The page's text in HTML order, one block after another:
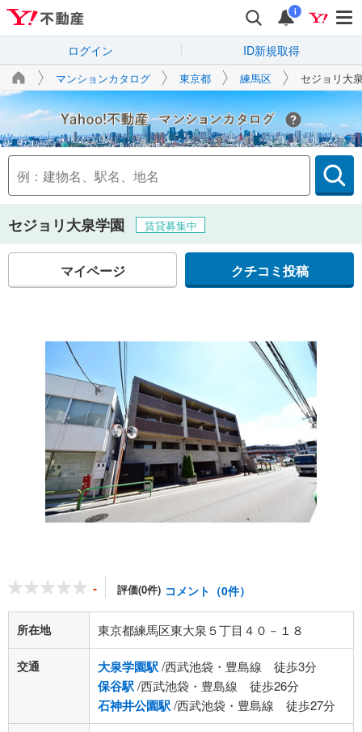
i
ログイン ID新規取得
マンションカタログ 東京都 練馬区 セジョリ大
Yahoo!不動産
セジョリ大泉学園 賃貸募集中
マイページ クチコミ投稿
- 評価(0件) コメント（0件）
所在地 東京都練馬区東大泉５丁目４０－１８
交通 大泉学園駅/西武池袋・豊島線 徒歩3分
保谷駅/西武池袋・豊島線 徒歩26分
石神井公園駅/西武池袋・豊島線 徒歩27分